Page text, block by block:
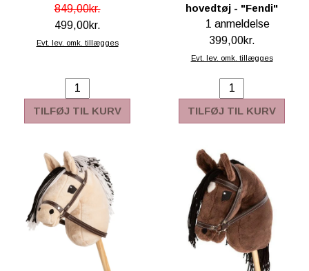
849,00kr.
499,00kr.
Evt. lev. omk. tillægges
TILFØJ TIL KURV
hovedtøj - "Fendi"
1 anmeldelse
399,00kr.
Evt. lev. omk. tillægges
TILFØJ TIL KURV